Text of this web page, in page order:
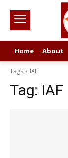
Home About
Tags IAF
Tag: IAF